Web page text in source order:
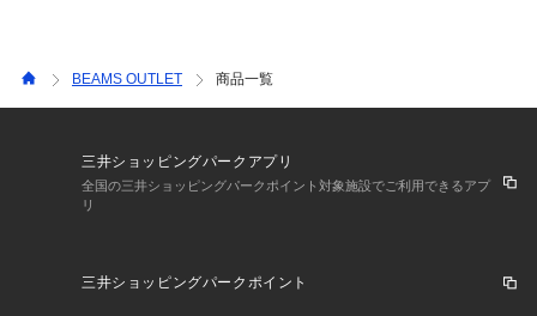
BEAMS OUTLET 商品一覧
三井ショッピングパークアプリ
全国の三井ショッピングパークポイント対象施設でご利用できるアプ
リ
三井ショッピングパークポイント